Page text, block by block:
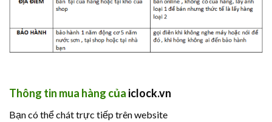
Thông tin mua hàng của iclock.vn
Bạn có thể chát trực tiếp trên website